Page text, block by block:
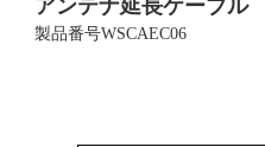
アンテナ延長ケーブル
製品番号WSCAEC06